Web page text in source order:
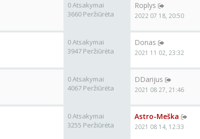
0 Atsakymai
3660 Peržiūrėta
Roplys
2022 07 18, 20:50
0 Atsakymai
3947 Peržiūrėta
Donas
2021 11 02, 23:32
0 Atsakymai
4067 Peržiūrėta
DDarijus
2021 08 27, 21:46
0 Atsakymai
3255 Peržiūrėta
Astro-Meška
2021 08 14, 12:33